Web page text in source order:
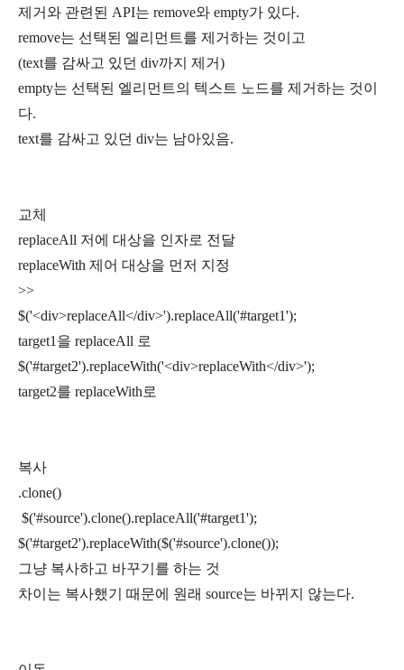
제거와 관련된 API는 remove와 empty가 있다.
remove는 선택된 엘리먼트를 제거하는 것이고
(text를 감싸고 있던 div까지 제거)
empty는 선택된 엘리먼트의 텍스트 노드를 제거하는 것이
다.
text를 감싸고 있던 div는 남아있음.
교체
replaceAll 저에 대상을 인자로 전달
replaceWith 제어 대상을 먼저 지정
>>
$('<div>replaceAll</div>').replaceAll('#target1');
target1을 replaceAll 로
$('#target2').replaceWith('<div>replaceWith</div>');
target2를 replaceWith로
복사
.clone()
$('#source').clone().replaceAll('#target1');
$('#target2').replaceWith($('#source').clone());
그냥 복사하고 바꾸기를 하는 것
차이는 복사했기 때문에 원래 source는 바뀌지 않는다.